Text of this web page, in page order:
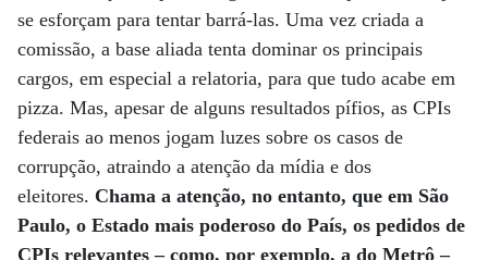
se esforçam para tentar barrá-las. Uma vez criada a
comissão, a base aliada tenta dominar os principais
cargos, em especial a relatoria, para que tudo acabe em
pizza. Mas, apesar de alguns resultados pífios, as CPIs
federais ao menos jogam luzes sobre os casos de
corrupção, atraindo a atenção da mídia e dos
eleitores. Chama a atenção, no entanto, que em São
Paulo, o Estado mais poderoso do País, os pedidos de
CPIs relevantes – como, por exemplo, a do Metrô –